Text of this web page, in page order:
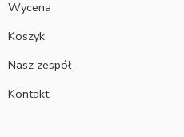
Wycena
Koszyk
Nasz zespół
Kontakt